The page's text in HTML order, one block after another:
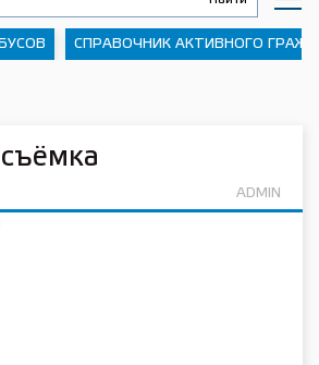
СПРАВОЧНИК АКТИВНОГО
ADMIN